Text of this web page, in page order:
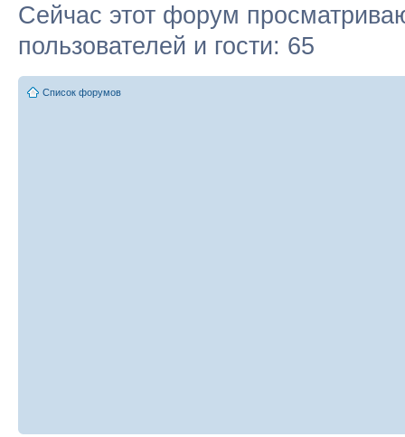
Сейчас этот форум
пользователей и гости: 65
Список форумов